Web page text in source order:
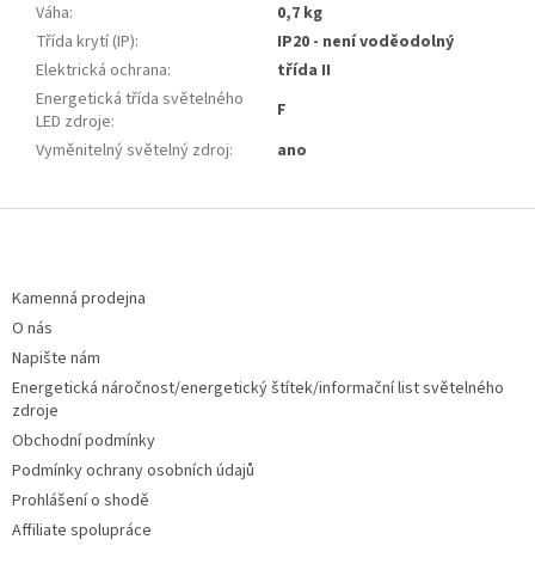
Váha:
0,7 kg
Třída krytí (IP):
IP20 - není voděodolný
Elektrická ochrana:
třída II
Energetická třída světelného
LED zdroje:
F
Vyměnitelný světelný zdroj: ano
Kamenná prodejna
O nás
Napište nám
Energetická náročnost/energetický štítek/informační list světelného
zdroje
Obchodní podmínky
Podmínky ochrany osobních údajů
Prohlášení o shodě
Affiliate spolupráce